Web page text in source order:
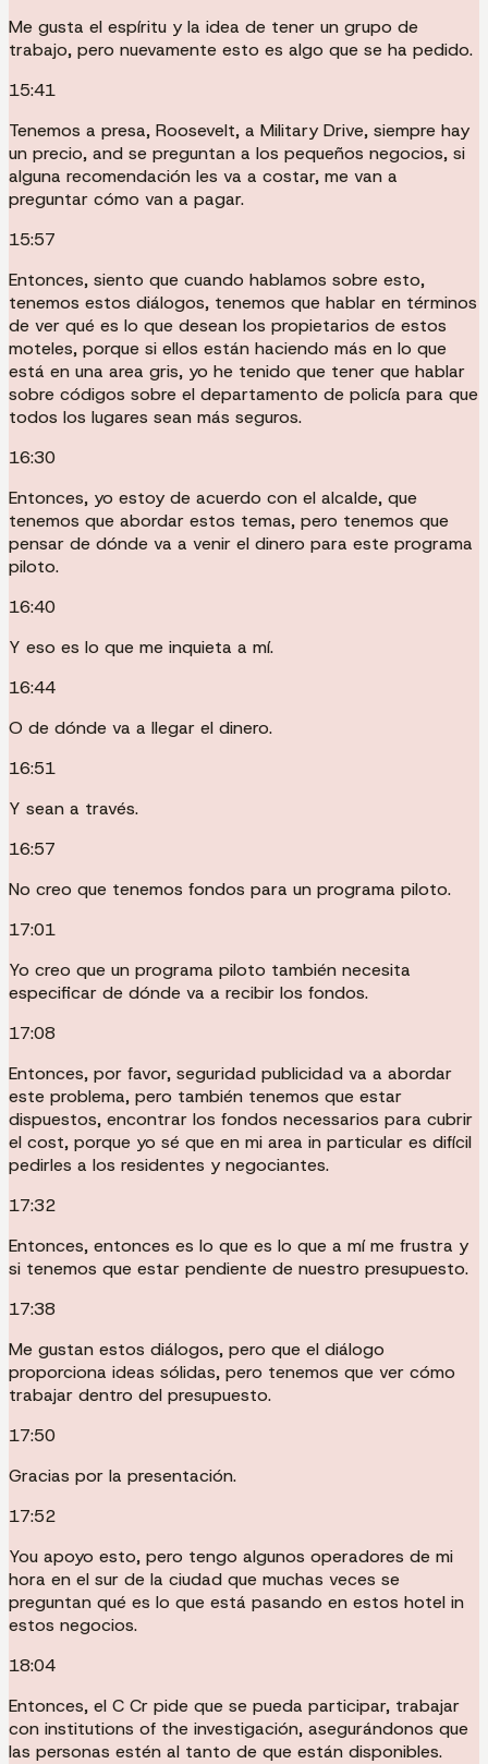
Me gusta el espíritu y la idea de tener un grupo de
trabajo, pero nuevamente esto es algo que se ha pedido.
15:41
Tenemos a presa, Roosevelt, a Military Drive, siempre hay
un precio, and se preguntan a los pequeños negocios, si
alguna recomendación les va a costar, me van a
preguntar cómo van a pagar.
15:57
Entonces, siento que cuando hablamos sobre esto,
tenemos estos diálogos, tenemos que hablar en términos
de ver qué es lo que desean los propietarios de estos
moteles, porque si ellos están haciendo más en lo que
está en una area gris, yo he tenido que tener que hablar
sobre códigos sobre el departamento de policía para que
todos los lugares sean más seguros.
16:30
Entonces, yo estoy de acuerdo con el alcalde, que
tenemos que abordar estos temas, pero tenemos que
pensar de dónde va a venir el dinero para este programa
piloto.
16:40
Y eso es lo que me inquieta a mí.
16:44
O de dónde va a llegar el dinero.
16:51
Y sean a través.
16:57
No creo que tenemos fondos para un programa piloto.
17:01
Yo creo que un programa piloto también necesita
especificar de dónde va a recibir los fondos.
17:08
Entonces, por favor, seguridad publicidad va a abordar
este problema, pero también tenemos que estar
dispuestos, encontrar los fondos necessarios para cubrir
el cost, porque yo sé que en mi area in particular es difícil
pedirles a los residentes y negociantes.
17:32
Entonces, entonces es lo que es lo que a mí me frustra y
si tenemos que estar pendiente de nuestro presupuesto.
17:38
Me gustan estos diálogos, pero que el diálogo
proporciona ideas sólidas, pero tenemos que ver cómo
trabajar dentro del presupuesto.
17:50
Gracias por la presentación.
17:52
You apoyo esto, pero tengo algunos operadores de mi
hora en el sur de la ciudad que muchas veces se
preguntan qué es lo que está pasando en estos hotel in
estos negocios.
18:04
Entonces, el C Cr pide que se pueda participar, trabajar
con institutions of the investigación, asegurándonos que
las personas estén al tanto de que están disponibles.